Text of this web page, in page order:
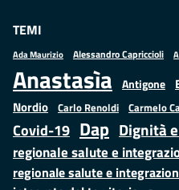
TEMI
Ada Maurizio Alessandro Capriccioli
Anastasìa Antigone
Nordio Carlo Renoldi Carmelo
Covid-19 Dap Dignità
regionale salute e
regionale salute e